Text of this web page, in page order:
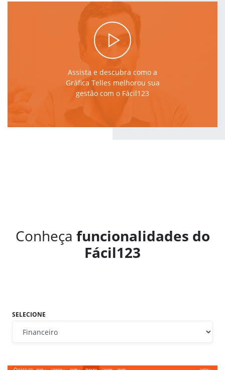
Assista e descubra como a
Gráfica Telles melhorou sua
gestão com o Fácil123
Conheça funcionalidades do
Fácil123
SELECIONE